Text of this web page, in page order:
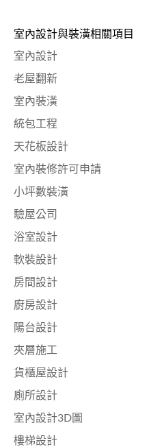
室內設計與裝潢相關項目
室內設計
老屋翻新
室內裝潢
統包工程
天花板設計
室內裝修許可申請
小坪數裝潢
驗屋公司
浴室設計
軟裝設計
房間設計
廚房設計
陽台設計
夾層施工
貨櫃屋設計
廁所設計
室內設計3D圖
樓梯設計